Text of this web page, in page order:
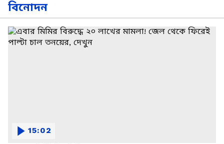
বিনোদন
15:02